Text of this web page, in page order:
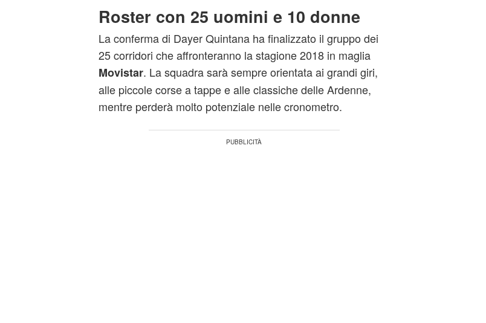
Roster con 25 uomini e 10 donne
La conferma di Dayer Quintana ha finalizzato il gruppo dei
25 corridori che affronteranno la stagione 2018 in maglia
Movistar. La squadra sarà sempre orientata ai grandi giri,
alle piccole corse a tappe e alle classiche delle Ardenne,
mentre perderà molto potenziale nelle cronometro.